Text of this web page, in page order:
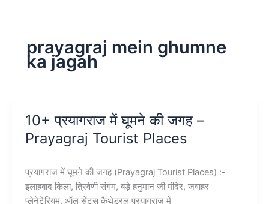
prayagraj mein ghumne
ka jagah
10+ प्रयागराज में घूमने की जगह –
Prayagraj Tourist Places
प्रयागराज में घूमने की जगह (Prayagraj Tourist Places) :-
इलाहबाद किला, त्रिवेणी संगम, बड़े हनुमान जी मंदिर, जवाहर
प्लेनेटेरियम, ऑल सेंट्स कैथेड्रल प्रयागराज में